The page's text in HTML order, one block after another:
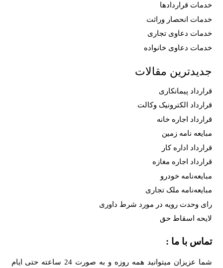
خدمات قراردادها
خدمات انحصار وراثت
خدمات دعاوی تجاری
خدمات دعاوی خانواده
جدیدترین مقالات
قرارداد پیمانکاری
قرارداد الکترونیک وکالت
قرارداد اجاره خانه
مبایعه نامه زمین
قرارداد اداره کار
قرارداد اجاره مغازه
مبایعه‌نامه خودرو
مبایعه‌نامه ملک تجاری
رای وحدت رویه در مورد شرط داوری
لایحه اسقاط حق
تماس با ما :
شما عزیزان میتوانید همه روزه و به صورت 24 ساعته حتی ایام